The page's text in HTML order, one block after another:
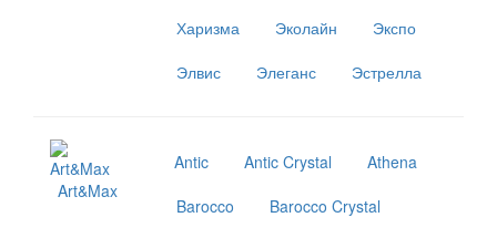
Харизма
Эколайн
Экспо
Элвис
Элеганс Эстрелла
Art&Max
Antic Antic Crystal
Athena
Barocco
Barocco Crystal